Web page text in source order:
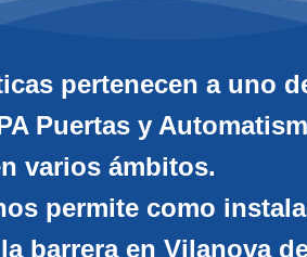
pertenecen a uno
Puertas y
varios ámbitos.
permite como
barrera en Vilanova